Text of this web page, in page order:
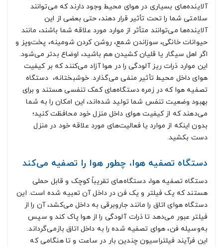
آلاینده‌های بسیاری در هوای محیط وجود دارند که می‌توانند
سلامتی شما را تحت تأثیر قرار دهند، حتی بعضی از این
آلاینده‌ها می‌توانند متأثر از موارد مورد علاقه شما باشند، مانند
حیوانات خانگی، سوزاندن شمع، روشن کردن شومینه، پخت‌وپز و
اگر اهل سیگار یا قلیان کشیدن هم باشید، اوضاع بدتر می‌شود.
این موارد ذرات ریز آلودگی را در هوا آزاد می‌کنند که بر کیفیت
هوای داخل محیط تأثیر منفی می‌گذارد. خوشبختانه، دستگاه
تصفیه‌ هوا که در زمره‌ دستگاه‌های کمک تنفسی هستند و برای
بهبود وضعیت تنفس شما تولید شده‌اند، این امکان را به شما
می‌دهند که از کیفیت هوای داخل منزل خود محافظت کنید؛
بدون اینکه از موارد یا فعالیت‌های مورد علاقه خود در منزل
دست بکشید.
دستگاه تصفیه هوا، چطور هوا را تصفیه می‌کند
دستگاه تصفیه هوا، دستگاه‌های تقریباً کوچک و قابل‌ حملی
هستند که یک فیلتر و یک فن در داخل آن تعبیه ‌شده است. این
دستگاه هوای اتاق را مانند جاروبرقی به داخل می‌کشد، آن را از
فیلتر عبور می‌دهد تا ذرات آلودگی را از هوا پاک کند و سپس
به‌وسیله فن، هوای تصفیه ‌شده را به داخل اتاق بازمی‌گرداند.
این فرآیند فیلتراسیون چندین بار در ساعت و تا هنگامی ‌که